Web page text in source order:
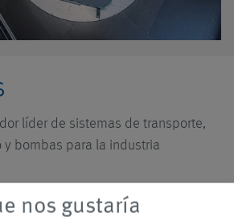
líder de sistemas de transporte,
bombas para la industria
nos gustaría